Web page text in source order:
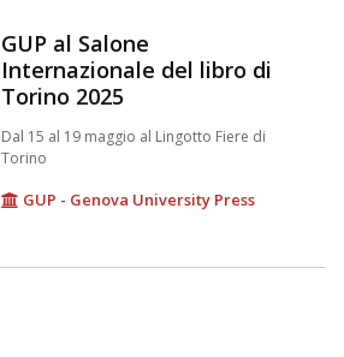
GUP al Salone
Internazionale del libro di
Torino 2025
Dal 15 al 19 maggio al Lingotto Fiere di
Torino
GUP - Genova University Press